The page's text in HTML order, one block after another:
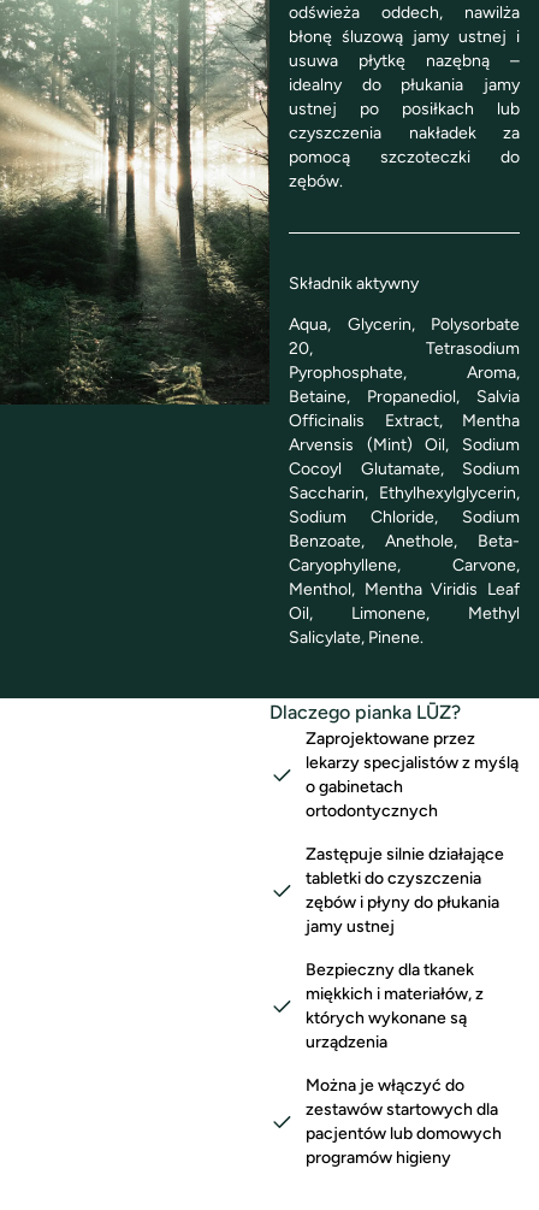
odświeża oddech, nawilża
błonę śluzową jamy ustnej i
usuwa płytkę nazębną –
idealny do płukania jamy
ustnej po posiłkach lub
czyszczenia nakładek za
pomocą szczoteczki do
zębów.
Składnik aktywny
Aqua, Glycerin, Polysorbate
20, Tetrasodium
Pyrophosphate, Aroma,
Betaine, Propanediol, Salvia
Officinalis Extract, Mentha
Arvensis (Mint) Oil, Sodium
Cocoyl Glutamate, Sodium
Saccharin, Ethylhexylglycerin,
Sodium Chloride, Sodium
Benzoate, Anethole, Beta-
Caryophyllene, Carvone,
Menthol, Mentha Viridis Leaf
Oil, Limonene, Methyl
Salicylate, Pinene.
Dlaczego pianka LŪZ?
Zaprojektowane przez
lekarzy specjalistów z myślą
o gabinetach
ortodontycznych
Zastępuje silnie działające
tabletki do czyszczenia
zębów i płyny do płukania
jamy ustnej
Bezpieczny dla tkanek
miękkich i materiałów, z
których wykonane są
urządzenia
Można je włączyć do
zestawów startowych dla
pacjentów lub domowych
programów higieny